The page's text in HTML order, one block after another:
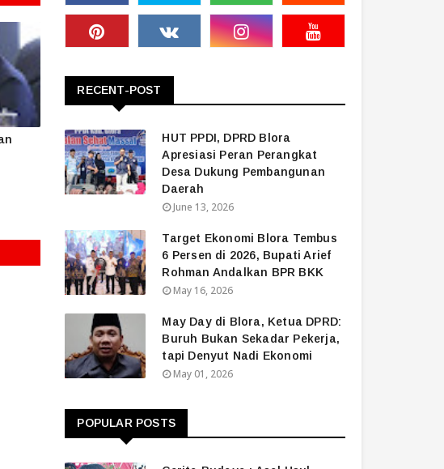
RECENT-POST
HUT PPDI, DPRD Blora
Apresiasi Peran Perangkat
Desa Dukung Pembangunan
Daerah
June 13, 2026
Target Ekonomi Blora Tembus
6 Persen di 2026, Bupati Arief
Rohman Andalkan BPR BKK
May 16, 2026
May Day di Blora, Ketua DPRD:
Buruh Bukan Sekadar Pekerja,
tapi Denyut Nadi Ekonomi
May 01, 2026
POPULAR POSTS